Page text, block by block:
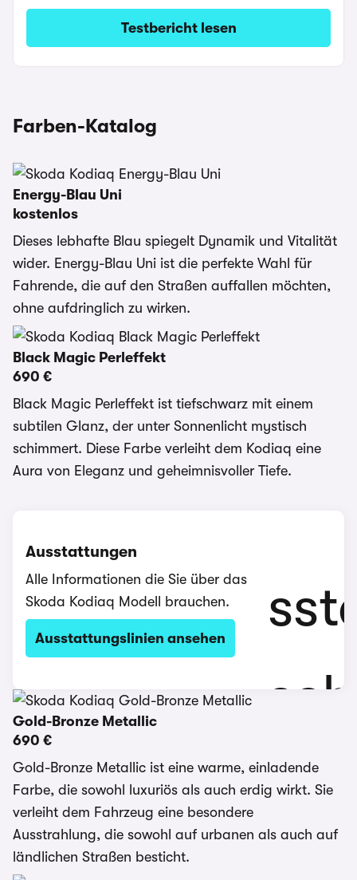
Testbericht lesen
Farben-Katalog
Energy-Blau Uni
kostenlos
Dieses lebhafte Blau spiegelt Dynamik und Vitalität
wider. Energy-Blau Uni ist die perfekte Wahl für
Fahrende, die auf den Straßen auffallen möchten,
ohne aufdringlich zu wirken.
Black Magic Perleffekt
690 €
Black Magic Perleffekt ist tiefschwarz mit einem
subtilen Glanz, der unter Sonnenlicht mystisch
schimmert. Diese Farbe verleiht dem Kodiaq eine
Aura von Eleganz und geheimnisvoller Tiefe.
Ausstattungen
Alle Informationen die Sie über das
Skoda Kodiaq Modell brauchen.
Ausstattungslinien ansehen
Gold-Bronze Metallic
690 €
Gold-Bronze Metallic ist eine warme, einladende
Farbe, die sowohl luxuriös als auch erdig wirkt. Sie
verleiht dem Fahrzeug eine besondere
Ausstrahlung, die sowohl auf urbanen als auch auf
ländlichen Straßen besticht.